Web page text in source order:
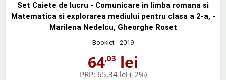
Set Caiete de lucru - Comunicare in limba romana si
Matematica si explorarea mediului pentru clasa a 2-a, -
Marilena Nedelcu, Gheorghe Roset
Booklet - 2019
64,03 lei
PRP: 65,34 lei (-2%)